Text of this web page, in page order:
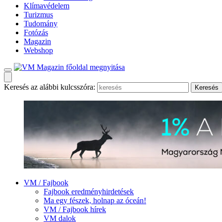
Klímavédelem
Turizmus
Tudomány
Fotózás
Magazin
Webshop
Keresés az alábbi kulcsszóra:
VM / Fajbook
Fajbook eredményhirdetések
Ma egy fészek, holnap az óceán!
VM / Fajbook hírek
VM dalok